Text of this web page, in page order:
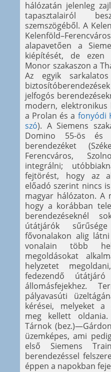
hálózatán jelenleg
tapasztalairól
szemszögéből. A
alapavetően a
kiépítését, de ezen
Monor szakaszon a
Az egyik
jelfogós
modern, elektronikus
a Prolan és a fonyódi
szó). A Siemens
Domino 55-ös és
berendezéket
Ferencváros,
integrálni;
fejtörést, hogy az
előadó szerint nincs
magyar hálózaton. A
hogy a korábban
berendezéseknél
útátjárók
fővonalakon alig
vonalain több
megoldásokat
helyzetet
fedezendő
állomásfejekhez.
pályavasúti
kérései, melyeket a
meg kellett
Tárnok
üzemképes, ami
első Siemens
berendezéssel
éppen a napokban